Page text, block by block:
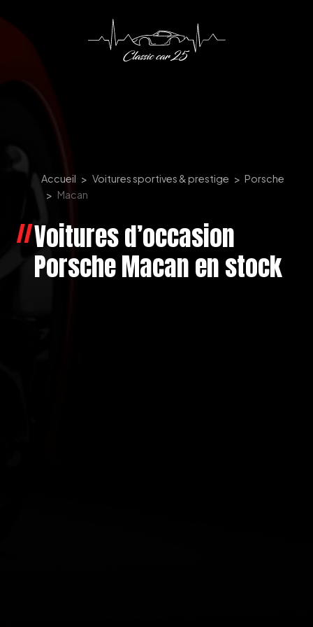
Accueil Voitures sportives & prestige
Porsche
Macan
Voitures d’occasion
Porsche Macan en stock